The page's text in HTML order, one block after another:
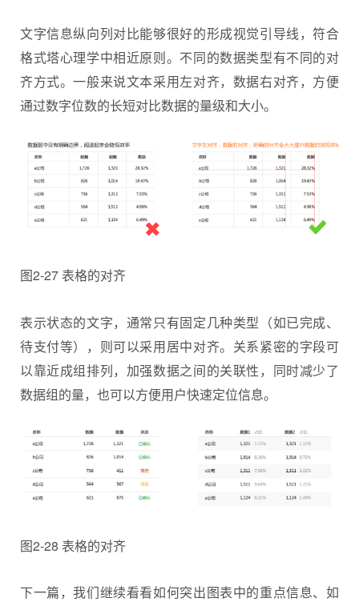
文字信息纵向列对比能够很好的形成视觉引导线，符合
格式塔心理学中相近原则。不同的数据类型有不同的对
齐方式。一般来说文本采用左对齐，数据右对齐，方便
通过数字位数的长短对比数据的量级和大小。
图2-27 表格的对齐
表示状态的文字，通常只有固定几种类型（如已完成、
待支付等），则可以采用居中对齐。关系紧密的字段可
以靠近成组排列，加强数据之间的关联性，同时减少了
数据组的量，也可以方便用户快速定位信息。
图2-28 表格的对齐
下一篇，我们继续看看如何突出图表中的重点信息、如